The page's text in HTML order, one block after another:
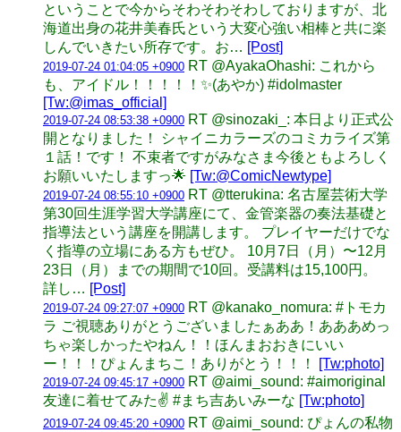
ということで今からそわそわそわしておりますが、北
海道出身の花井美春氏という大変心強い相棒と共に楽
しんでいきたい所存です。お… [Post]
2019-07-24 01:04:05 +0900 RT @AyakaOhashi: これから
も、アイドル！！！！！✨(あやか) #idolmaster
[Tw:@imas_official]
2019-07-24 08:53:38 +0900 RT @sinozaki_: 本日より正式公
開となりました！ シャイニカラーズのコミカライズ第
１話！です！ 不束者ですがみなさま今後ともよろしく
お願いいたしますっ🌟 [Tw:@ComicNewtype]
2019-07-24 08:55:10 +0900 RT @tterukina: 名古屋芸術大学
第30回生涯学習大学講座にて、金管楽器の奏法基礎と
指導法という講座を開講します。 プレイヤーだけでな
く指導の立場にある方もぜひ。 10月7日（月）〜12月
23日（月）までの期間で10回。受講料は15,100円。
詳し… [Post]
2019-07-24 09:27:07 +0900 RT @kanako_nomura: #トモカ
ラ ご視聴ありがとうございましたぁああ！あああめっ
ちゃ楽しかったやねん！！ほんまおおきにいい
ー！！！ぴょんまちこ！ありがとう！！！
[Tw:photo]
2019-07-24 09:45:17 +0900 RT @aimi_sound: #aimoriginal
友達に着せてみた✌️ #まち吉あいみーな [Tw:photo]
2019-07-24 09:45:20 +0900 RT @aimi_sound: ぴょんの私物